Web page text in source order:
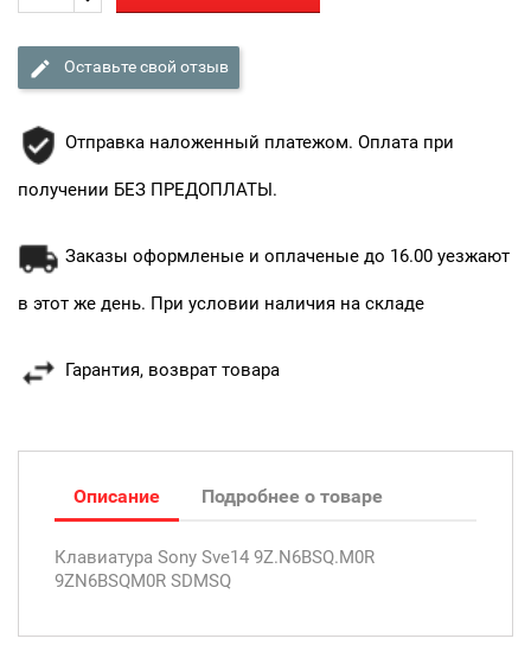
Оставьте свой отзыв
Отправка наложенный платежом. Оплата при
получении БЕЗ ПРЕДОПЛАТЫ.
Заказы оформленые и оплаченые до 16.00 уезжают
в этот же день. При условии наличия на складе
Гарантия, возврат товара
Описание Подробнее о товаре
Клавиатура Sony Sve14 9Z.N6BSQ.M0R
9ZN6BSQM0R SDMSQ